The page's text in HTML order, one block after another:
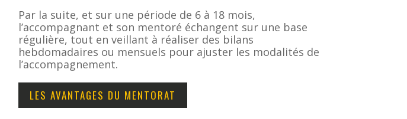
Par la suite, et sur une période de 6 à 18 mois,
l’accompagnant et son mentoré échangent sur une base
régulière, tout en veillant à réaliser des bilans
hebdomadaires ou mensuels pour ajuster les modalités de
l’accompagnement.
LES AVANTAGES DU MENTORAT